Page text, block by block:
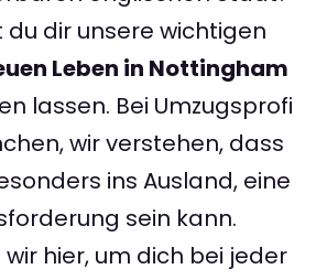
du dir unsere wichtigen
Leben in Nottingham
lassen. Bei Umzugsprofi
wir verstehen, dass
ins Ausland, eine
sein kann.
hier, um dich bei jeder